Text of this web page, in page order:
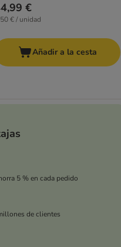
€
€ / unidad
Añadir a la cesta
5 % en cada pedido
de clientes